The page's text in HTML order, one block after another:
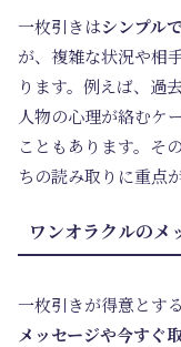
一枚引きはシンプル
が、複雑な状況や相
ります。例えば、過
人物の心理が絡むケ
こともあります。その
ちの読み取りに重点
ワンオラクルのメ
一枚引きが得意とす
メッセージや今すぐ